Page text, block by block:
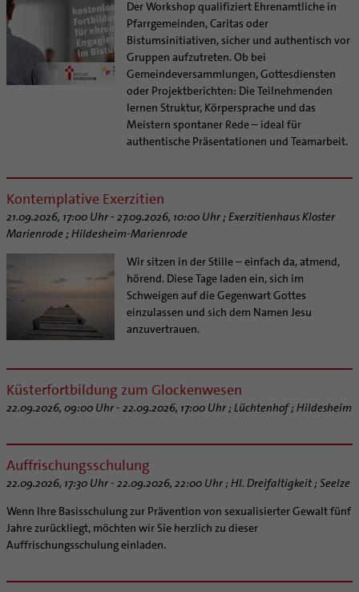
Der Workshop qualifiziert Ehrenamtliche in
Pfarrgemeinden, Caritas oder
Bistumsinitiativen, sicher und authentisch vor
Gruppen aufzutreten. Ob bei
Gemeindeversammlungen, Gottesdiensten
oder Projektberichten: Die Teilnehmenden
lernen Struktur, Körpersprache und das
Meistern spontaner Rede – ideal für
authentische Präsentationen und Teamarbeit.
Kontemplative Exerzitien
21.09.2026, 17:00 Uhr - 27.09.2026, 10:00 Uhr ; Exerzitienhaus Kloster
Marienrode ; Hildesheim-Marienrode
Wir sitzen in der Stille – einfach da, atmend,
hörend. Diese Tage laden ein, sich im
Schweigen auf die Gegenwart Gottes
einzulassen und sich dem Namen Jesu
anzuvertrauen.
Küsterfortbildung zum Glockenwesen
22.09.2026, 09:00 Uhr - 22.09.2026, 17:00 Uhr ; Lüchtenhof ; Hildesheim
Auffrischungsschulung
22.09.2026, 17:30 Uhr - 22.09.2026, 22:00 Uhr ; Hl. Dreifaltigkeit ; Seelze
Wenn Ihre Basisschulung zur Prävention von sexualisierter Gewalt fünf
Jahre zurückliegt, möchten wir Sie herzlich zu dieser
Auffrischungsschulung einladen.